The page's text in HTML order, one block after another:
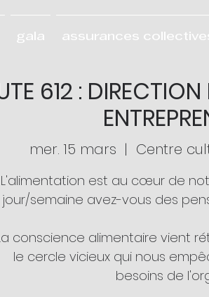
gala assurances
612 :
mer. 15 mars
  |
Centre
L'alimentation est au cœur de
jour/semaine avez-vous des
conscience alimentaire vient
le cercle vicieux qui nous
besoins de